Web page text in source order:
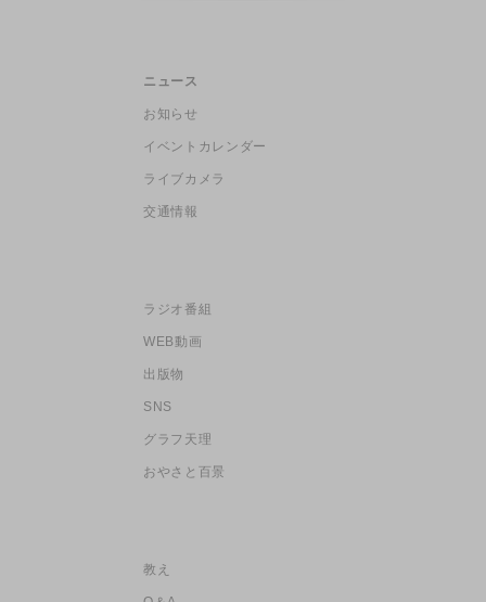
ニュース
お知らせ
イベントカレンダー
ライブカメラ
交通情報
ラジオ番組
WEB動画
出版物
SNS
グラフ天理
おやさと百景
教え